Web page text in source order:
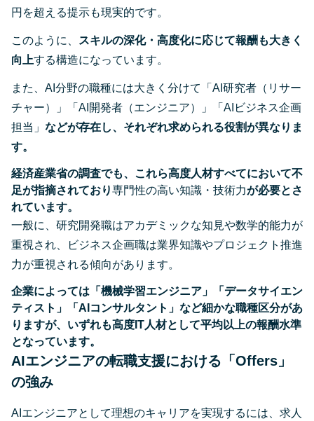
円を超える提示も現実的です。
このように、
スキルの深化・高度化に応じて報酬も大きく
向上する構造になっています。
また、AI分野の職種には大きく分けて「AI研究者（リサー
チャー）」「AI開発者（エンジニア）」「AIビジネス企画
担当」 などが存在し、それぞれ求められる役割が異なりま
す​。
経済産業省の調査でも、これら高度人材すべてにおいて不
足が指摘されており専門性の高い知識・技術力が必要とさ
れています。
一般に、研究開発職はアカデミックな知見や数学的能力が
重視され、ビジネス企画職は業界知識やプロジェクト推進
力が重視される傾向があります。
企業によっては「機械学習エンジニア」「データサイエン
ティスト」「AIコンサルタント」など細かな職種区分があ
りますが、いずれも高度IT人材として平均以上の報酬水準
となっています。
AIエンジニアの転職支援における「Offers」
の強み
AIエンジニアとして理想のキャリアを実現するには、求人